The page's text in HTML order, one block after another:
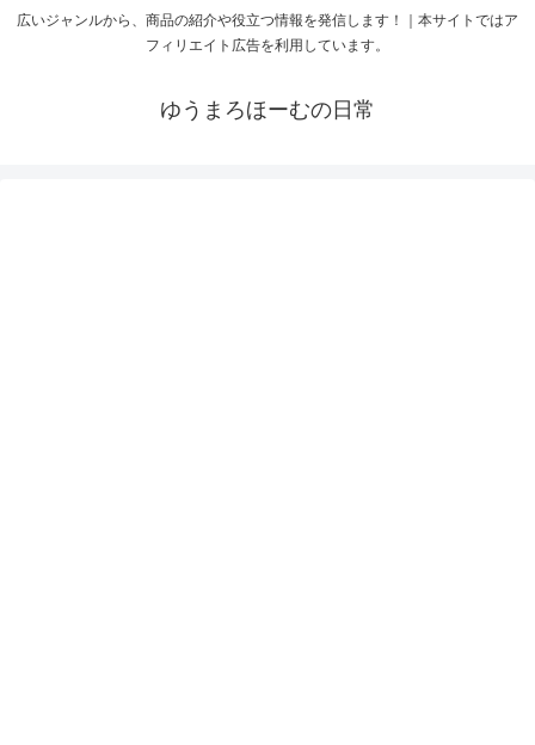
広いジャンルから、商品の紹介や役立つ情報を発信します！｜本サイトではア
フィリエイト広告を利用しています。
ゆうまろほーむの日常